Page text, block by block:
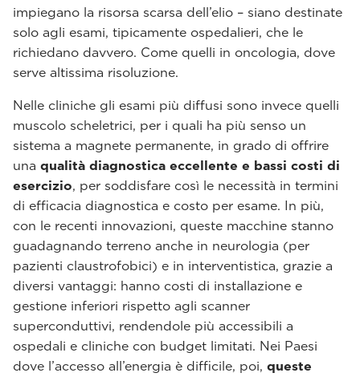
impiegano la risorsa scarsa dell’elio – siano destinate
solo agli esami, tipicamente ospedalieri, che le
richiedano davvero. Come quelli in oncologia, dove
serve altissima risoluzione.
Nelle cliniche gli esami più diffusi sono invece quelli
muscolo scheletrici, per i quali ha più senso un
sistema a magnete permanente, in grado di offrire
una qualità diagnostica eccellente e bassi costi di
esercizio, per soddisfare così le necessità in termini
di efficacia diagnostica e costo per esame. In più,
con le recenti innovazioni, queste macchine stanno
guadagnando terreno anche in neurologia (per
pazienti claustrofobici) e in interventistica, grazie a
diversi vantaggi: hanno costi di installazione e
gestione inferiori rispetto agli scanner
superconduttivi, rendendole più accessibili a
ospedali e cliniche con budget limitati. Nei Paesi
dove l’accesso all’energia è difficile, poi, queste